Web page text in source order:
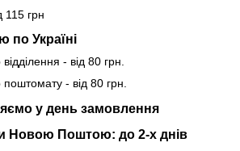
115 грн
Україні
- від 80 грн.
поштомату - від 80 грн.
у день замовлення
Новою Поштою: до 2-х днів